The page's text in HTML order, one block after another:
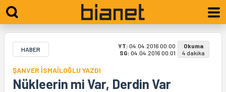
HABER YT: 04.04.2016 00:00
SG: 04.04.2016 00:01
Okuma
4 dakika
ŞANVER İSMAİLOĞLU YAZDI
Nükleerin mi Var, Derdin Var